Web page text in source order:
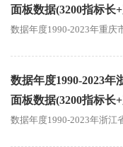
面板数据(3200指标长
数据年度1990-2023年重庆
数据年度1990-2023
面板数据(3200指标长
数据年度1990-2023年浙江